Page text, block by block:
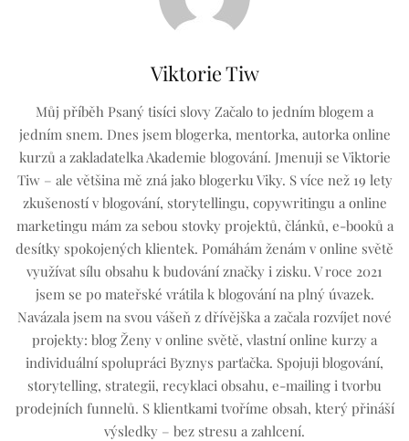
Viktorie Tiw
Můj příběh Psaný tisíci slovy Začalo to jedním blogem a
jedním snem. Dnes jsem blogerka, mentorka, autorka online
kurzů a zakladatelka Akademie blogování. Jmenuji se Viktorie
Tiw – ale většina mě zná jako blogerku Viky. S více než 19 lety
zkušeností v blogování, storytellingu, copywritingu a online
marketingu mám za sebou stovky projektů, článků, e-booků a
desítky spokojených klientek. Pomáhám ženám v online světě
využívat sílu obsahu k budování značky i zisku. V roce 2021
jsem se po mateřské vrátila k blogování na plný úvazek.
Navázala jsem na svou vášeň z dřívějška a začala rozvíjet nové
projekty: blog Ženy v online světě, vlastní online kurzy a
individuální spolupráci Byznys parťačka. Spojuji blogování,
storytelling, strategii, recyklaci obsahu, e-mailing i tvorbu
prodejních funnelů. S klientkami tvoříme obsah, který přináší
výsledky – bez stresu a zahlcení.